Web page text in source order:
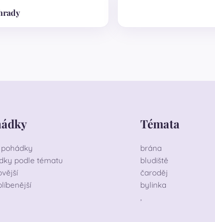
pohádky
podle tématu
Témata
brána
bludiště
čaroděj
bylinka
,